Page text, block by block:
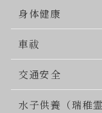
身体健康
車祓
交通安全
水子供養（瑞稚